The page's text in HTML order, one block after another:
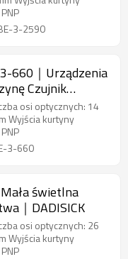
3-2590
660｜Urządzenia
Czujnik
｜DADISICK
osi optycznych: 14
Wyjścia kurtyny
3-660
świetlna
｜DADISICK
osi optycznych: 26
Wyjścia kurtyny